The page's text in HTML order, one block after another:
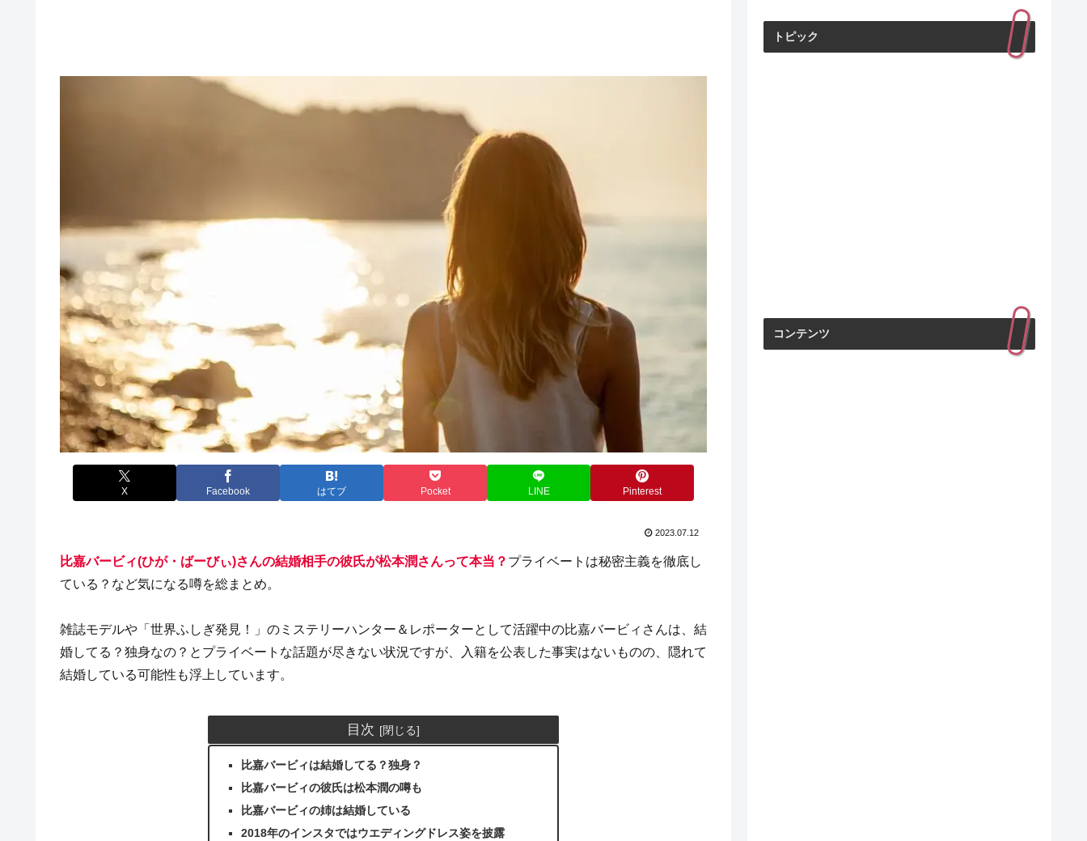
X Facebook はてブ Pocket LINE Pinterest
2023.07.12
比嘉バービィ(ひが・ばーびぃ)さんの結婚相手の彼氏が松本潤さんって本当？ プライベートは秘密主義を徹底し
ている？など気になる噂を総まとめ。
雑誌モデルや「世界ふしぎ発見！」のミステリーハンター＆レポーターとして活躍中の比嘉バービィさんは、結
婚してる？独身なの？とプライベートな話題が尽きない状況ですが、入籍を公表した事実はないものの、隠れて
結婚している可能性も浮上しています。
目次
比嘉バービィは結婚してる？独身？
比嘉バービィの彼氏は松本潤の噂も
比嘉バービィの姉は結婚している
2018年のインスタではウエディングドレス姿を披露
トピック
コンテンツ